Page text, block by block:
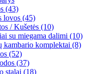
(43)
lovos (45)
/ Kušetės (10)
su miegama dalimi (10)
kambario komplektai (8)
(52)
(37)
stalai (18)